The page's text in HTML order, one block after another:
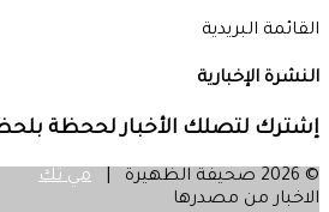
القائمة البريدية
النشرة الإخبارية
إشترك لتصلك الأخبار لححظة
© 2026 صحيفة الظهيرة |
مي تك
الاخبار من مصدرها